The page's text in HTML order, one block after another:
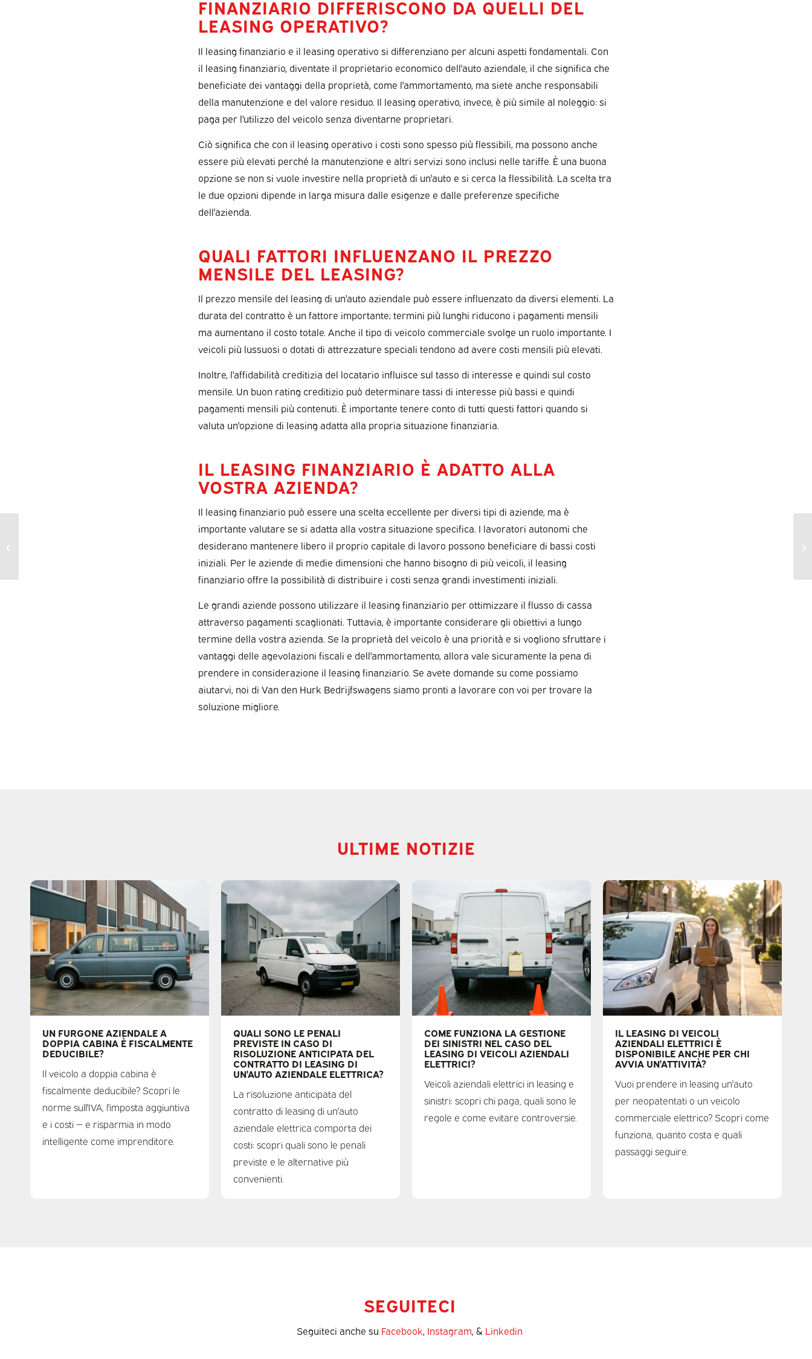
FINANZIARIO DIFFERISCONO DA QUELLI DEL
LEASING OPERATIVO?
Il leasing finanziario e il leasing operativo si differenziano per alcuni aspetti fondamentali. Con
il leasing finanziario, diventate il proprietario economico dell'auto aziendale, il che significa che
beneficiate dei vantaggi della proprietà, come l'ammortamento, ma siete anche responsabili
della manutenzione e del valore residuo. Il leasing operativo, invece, è più simile al noleggio: si
paga per l'utilizzo del veicolo senza diventarne proprietari.
Ciò significa che con il leasing operativo i costi sono spesso più flessibili, ma possono anche
essere più elevati perché la manutenzione e altri servizi sono inclusi nelle tariffe. È una buona
opzione se non si vuole investire nella proprietà di un'auto e si cerca la flessibilità. La scelta tra
le due opzioni dipende in larga misura dalle esigenze e dalle preferenze specifiche
dell'azienda.
QUALI FATTORI INFLUENZANO IL PREZZO
MENSILE DEL LEASING?
Il prezzo mensile del leasing di un'auto aziendale può essere influenzato da diversi elementi. La
durata del contratto è un fattore importante; termini più lunghi riducono i pagamenti mensili
ma aumentano il costo totale. Anche il tipo di veicolo commerciale svolge un ruolo importante. I
veicoli più lussuosi o dotati di attrezzature speciali tendono ad avere costi mensili più elevati.
Inoltre, l'affidabilità creditizia del locatario influisce sul tasso di interesse e quindi sul costo
mensile. Un buon rating creditizio può determinare tassi di interesse più bassi e quindi
pagamenti mensili più contenuti. È importante tenere conto di tutti questi fattori quando si
valuta un'opzione di leasing adatta alla propria situazione finanziaria.
IL LEASING FINANZIARIO È ADATTO ALLA
VOSTRA AZIENDA?
Il leasing finanziario può essere una scelta eccellente per diversi tipi di aziende, ma è
importante valutare se si adatta alla vostra situazione specifica. I lavoratori autonomi che
desiderano mantenere libero il proprio capitale di lavoro possono beneficiare di bassi costi
iniziali. Per le aziende di medie dimensioni che hanno bisogno di più veicoli, il leasing
finanziario offre la possibilità di distribuire i costi senza grandi investimenti iniziali.
Le grandi aziende possono utilizzare il leasing finanziario per ottimizzare il flusso di cassa
attraverso pagamenti scaglionati. Tuttavia, è importante considerare gli obiettivi a lungo
termine della vostra azienda. Se la proprietà del veicolo è una priorità e si vogliono sfruttare i
vantaggi delle agevolazioni fiscali e dell'ammortamento, allora vale sicuramente la pena di
prendere in considerazione il leasing finanziario. Se avete domande su come possiamo
aiutarvi, noi di Van den Hurk Bedrijfswagens siamo pronti a lavorare con voi per trovare la
soluzione migliore.
ULTIME NOTIZIE
UN FURGONE AZIENDALE A
DOPPIA CABINA È FISCALMENTE
DEDUCIBILE?
Il veicolo a doppia cabina è
fiscalmente deducibile? Scopri le
norme sull'IVA, l'imposta aggiuntiva
e i costi — e risparmia in modo
intelligente come imprenditore.
QUALI SONO LE PENALI
PREVISTE IN CASO DI
RISOLUZIONE ANTICIPATA DEL
CONTRATTO DI LEASING DI
UN'AUTO AZIENDALE ELETTRICA?
La risoluzione anticipata del
contratto di leasing di un'auto
aziendale elettrica comporta dei
costi: scopri quali sono le penali
previste e le alternative più
convenienti.
COME FUNZIONA LA GESTIONE
DEI SINISTRI NEL CASO DEL
LEASING DI VEICOLI AZIENDALI
ELETTRICI?
Veicoli aziendali elettrici in leasing e
sinistri: scopri chi paga, quali sono le
regole e come evitare controversie.
IL LEASING DI VEICOLI
AZIENDALI ELETTRICI È
DISPONIBILE ANCHE PER CHI
AVVIA UN'ATTIVITÀ?
Vuoi prendere in leasing un'auto
per neopatentati o un veicolo
commerciale elettrico? Scopri come
funziona, quanto costa e quali
passaggi seguire.
SEGUITECI
Seguiteci anche su Facebook, Instagram, & Linkedin